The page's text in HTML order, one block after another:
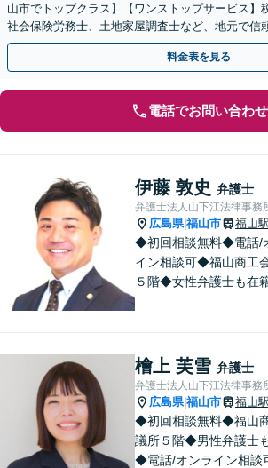
山市でトップクラス】【ワンストップサービス】
社会保険労務士、土地家屋調査士など、地元で信
緊密な連携体制「丁寧かつシンプルな説明を心が
料金表を見る
電話でお問い合わせ
伊藤 敦史 弁護士
弁護士法人山下江法律事務
広島県|福山市 福山駅
◆初回相談無料◆電話/
イン相談可◆福山商工
５階◆女性弁護士も在
いことも安心してご相
さい。あなたの気持ち
添い、丁寧にお応えし
檜上 芙雪 弁護士
弁護士法人山下江法律事務
広島県|福山市 福山駅
◆初回相談無料◆福山
議所５階◆男性弁護士
◆電話/オンライン相談